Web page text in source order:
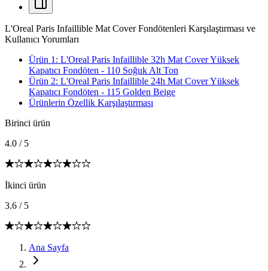
L'Oreal Paris Infaillible Mat Cover Fondötenleri Karşılaştırması ve
Kullanıcı Yorumları
Ürün 1: L'Oreal Paris Infaillible 32h Mat Cover Yüksek
Kapatıcı Fondöten - 110 Soğuk Alt Ton
Ürün 2: L'Oreal Paris Infaillible 24h Mat Cover Yüksek
Kapatıcı Fondöten - 115 Golden Beige
Ürünlerin Özellik Karşılaştırması
Birinci ürün
4.0 / 5
İkinci ürün
3.6 / 5
Ana Sayfa